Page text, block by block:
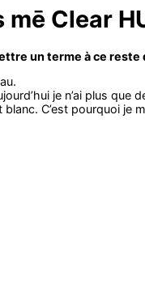
mē Clear
un terme à ce reste
je n’ai plus
C’est pourquoi je